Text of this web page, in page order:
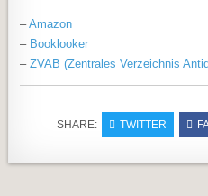
–Amazon
– Booklooker
–ZVAB (Zentrales Verzeichnis
SHARE: TWITTER